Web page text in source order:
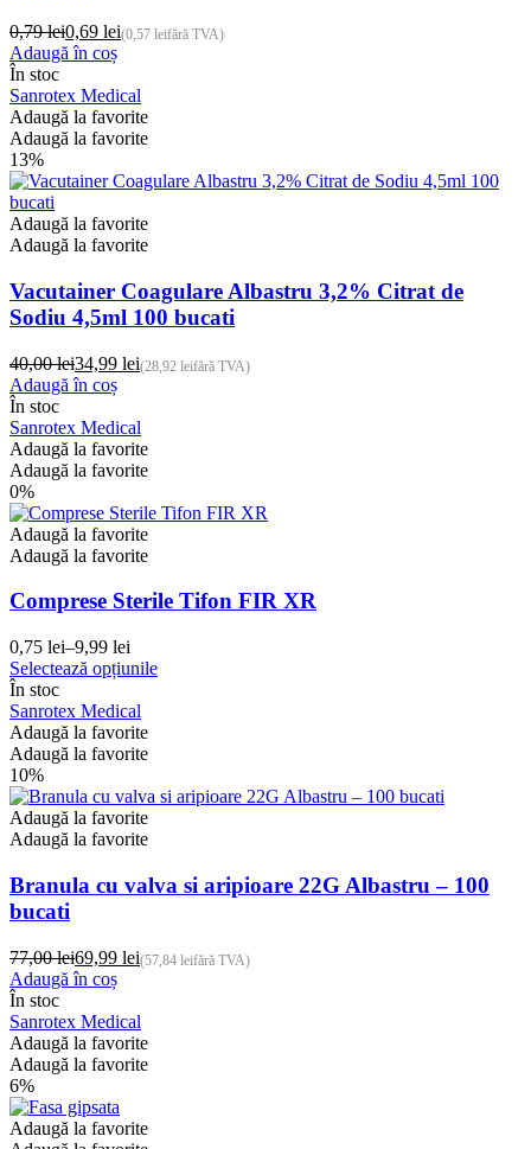
0,79lei
Prețul
inițial
a
fost:
0,79 lei.
0,69 lei
Prețul
curent
este:
0,69 lei.
(0,57 leifără TVA)
Adaugă în coș
În stoc
Sanrotex Medical
Adaugă la favorite
Adaugă la favorite
13%
Adaugă la favorite
Adaugă la favorite
Vacutainer Coagulare Albastru 3,2% Citrat de
Sodiu 4,5ml 100 bucati
40,00lei
Prețul
inițial
a
fost:
40,00 lei.
34,99 lei
Prețul
curent
este:
34,99 lei.
(28,92 leifără TVA)
Adaugă în coș
În stoc
Sanrotex Medical
Adaugă la favorite
Adaugă la favorite
0%
Adaugă la favorite
Adaugă la favorite
Comprese Sterile Tifon FIR XR
0,75 lei–9,99 lei
Interval
de
prețuri:
0,75 lei
până
la
9,99 lei
Selectează opțiunileAcest
Opțiunile
în
pagina
În stoc
Sanrotex Medical
Adaugă la favorite
Adaugă la favorite
10%
Adaugă la favorite
Adaugă la favorite
Branula cu valva si aripioare 22G Albastru – 100
bucati
77,00lei
Prețul
inițial
a
fost:
77,00 lei.
69,99 lei
Prețul
curent
este:
69,99 lei.
(57,84 leifără TVA)
Adaugă în coș
În stoc
Sanrotex Medical
Adaugă la favorite
Adaugă la favorite
6%
Adaugă la favorite